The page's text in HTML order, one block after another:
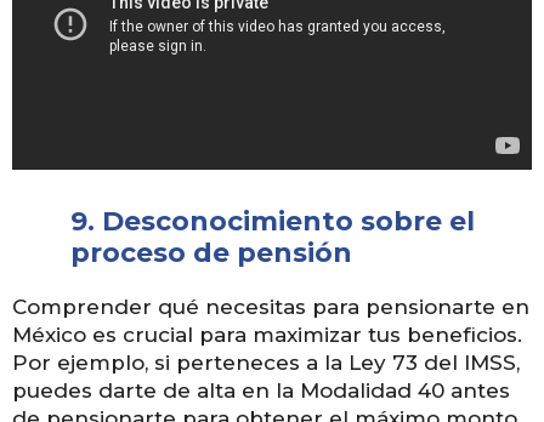
9. Desconocimiento sobre el
proceso de pensión
Comprender qué necesitas para pensionarte en
México es crucial para maximizar tus beneficios.
Por ejemplo, si perteneces a la Ley 73 del IMSS,
puedes darte de alta en la Modalidad 40 antes